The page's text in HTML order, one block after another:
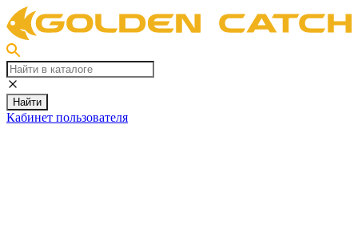
Найти
Кабинет пользователя